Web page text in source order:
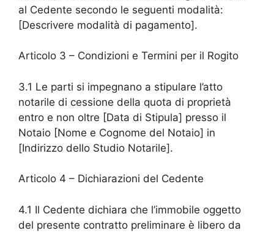
al Cedente secondo le seguenti modalità:
[Descrivere modalità di pagamento].
Articolo 3 – Condizioni e Termini per il Rogito
3.1 Le parti si impegnano a stipulare l’atto
notarile di cessione della quota di proprietà
entro e non oltre [Data di Stipula] presso il
Notaio [Nome e Cognome del Notaio] in
[Indirizzo dello Studio Notarile].
Articolo 4 – Dichiarazioni del Cedente
4.1 Il Cedente dichiara che l’immobile oggetto
del presente contratto preliminare è libero da